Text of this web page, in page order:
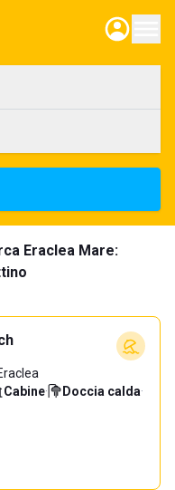
Eraclea Mare:
Cabine· Doccia calda·